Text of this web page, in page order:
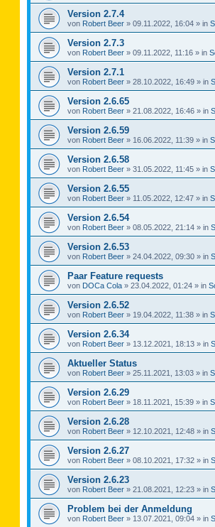
Version 2.7.4
von Robert Beer » 09.11.2022, 16:04 » in
Version 2.7.3
von Robert Beer » 09.11.2022, 11:16 » in
Version 2.7.1
von Robert Beer » 28.10.2022, 16:49 » in
Version 2.6.65
von Robert Beer » 21.08.2022, 16:46 » in
Version 2.6.59
von Robert Beer » 16.06.2022, 11:39 » in
Version 2.6.58
von Robert Beer » 31.05.2022, 11:45 » in
Version 2.6.55
von Robert Beer » 11.05.2022, 12:47 » in
Version 2.6.54
von Robert Beer » 08.05.2022, 21:14 » in
Version 2.6.53
von Robert Beer » 24.04.2022, 09:30 » in
Paar Feature requests
von DOCa Cola » 23.04.2022, 01:24 » in
Version 2.6.52
von Robert Beer » 19.04.2022, 11:38 » in
Version 2.6.34
von Robert Beer » 13.12.2021, 18:13 » in
Aktueller Status
von Robert Beer » 25.11.2021, 13:03 » in
Version 2.6.29
von Robert Beer » 18.11.2021, 15:39 » in
Version 2.6.28
von Robert Beer » 12.10.2021, 12:48 » in
Version 2.6.27
von Robert Beer » 08.10.2021, 17:32 » in
Version 2.6.23
von Robert Beer » 21.08.2021, 12:23 » in
Problem bei der Anmeldung
von Robert Beer » 13.07.2021, 09:04 » in